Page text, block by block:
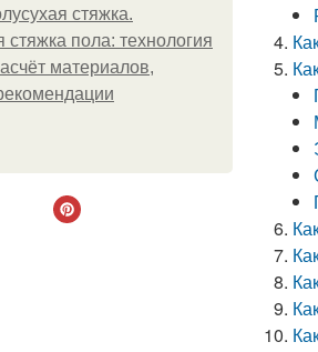
стяжка.
стяжка пола: технология
материалов,